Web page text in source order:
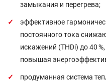
замыкания и перегрева;
эффективное
постоянного тока
искажений (THDi) до 40
повышая
продуманная система